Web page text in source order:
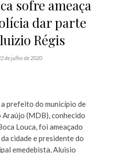
sofre ameaça
dar parte
Régis
de julho de 2020
prefeito do município de
Araújo (MDB), conhecido
Louca, foi ameaçado
cidade e presidente do
emedebista, Aluisio